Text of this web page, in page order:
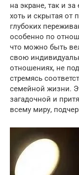
на экране, так и
хоть и скрытая от
глубоких
особенно по
что можно быть
свою
отношениях, не
стремясь
семейной жизни.
загадочной и
всему миру,